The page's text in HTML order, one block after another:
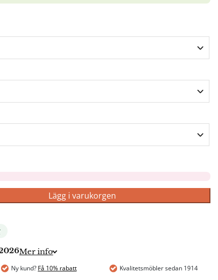
Lägg i varukorgen
Mer info
Ny kund? Få 10% rabatt Kvalitetsmöbler sedan 1914